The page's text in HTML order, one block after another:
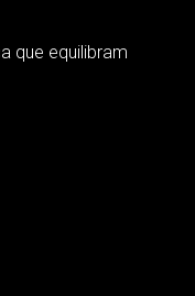
que equilibram